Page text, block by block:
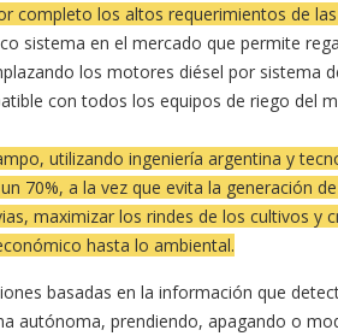
completo los altos requerimientos de
sistema en el mercado que permite
los motores diésel por sistema
con todos los equipos de riego del
utilizando ingeniería argentina y
70%, a la vez que evita la generación
maximizar los rindes de los cultivos y
hasta lo ambiental.
basadas en la información que
autónoma, prendiendo, apagando o